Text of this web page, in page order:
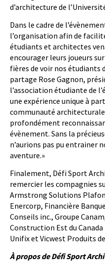
d’architecture de
Dans le cadre de
l’organisation afin de
étudiants et architectes
encourager leurs joueurs
fières de voir nos étudiants
partage Rose Gagnon,
l’association étudiante de
une expérience unique à
communauté
profondément
évènement. Sans la
n’aurions pas pu entrainer
aventure.»
Finalement, Défi Sport
remercier les compagnies
Armstrong Solutions
Enercorp, Financière
Conseils inc., Groupe
Construction Est du
Unifix et Vicwest Produits
À propos de Défi Sport